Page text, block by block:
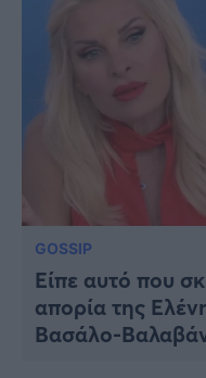
GOSSIP
Είπε αυτό που
απορία της
Βασάλο-